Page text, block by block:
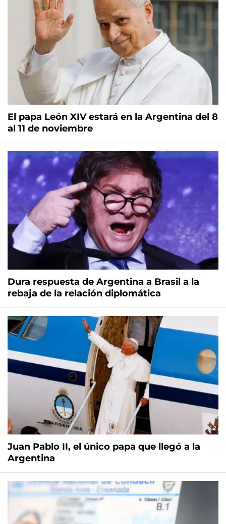
El papa León XIV estará en la Argentina del 8
al 11 de noviembre
Dura respuesta de Argentina a Brasil a la
rebaja de la relación diplomática
Juan Pablo II, el único papa que llegó a la
Argentina